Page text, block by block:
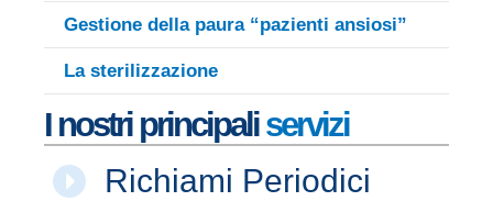
Gestione della paura “pazienti ansiosi”
La sterilizzazione
I nostri principaliservizi
Richiami Periodici